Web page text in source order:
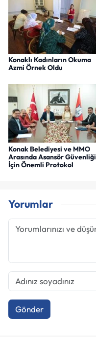
Konaklı Kadınların Okuma
Azmi Örnek Oldu
Konak Belediyesi ve MMO
Arasında Asansör Güvenliği
İçin Önemli Protokol
Yorumlar
Gönder